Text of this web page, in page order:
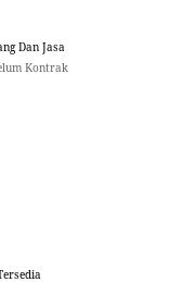
Dan Jasa
Kontrak